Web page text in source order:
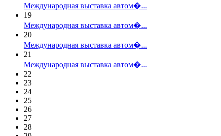
Международная выставка автом�...
19
Международная выставка автом�...
20
Международная выставка автом�...
21
Международная выставка автом�...
22
23
24
25
26
27
28